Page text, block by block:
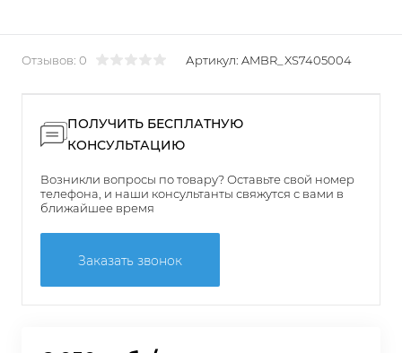
Отзывов: 0 Артикул: AMBR_XS7405004
ПОЛУЧИТЬ БЕСПЛАТНУЮ
КОНСУЛЬТАЦИЮ
Возникли вопросы по товару? Оставьте свой номер
телефона, и наши консультанты свяжутся с вами в
ближайшее время
Заказать звонок